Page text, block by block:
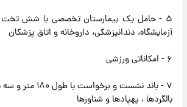
۵ - حامل یک بیمارستان تخصصی با شش تخت
آزمایشگاه، دندانپزشکی، داروخانه و اتاق پزشکان
۶ - امکاناتی ورزشی
۷ - باند نشست و
بالگردها ، پهپادها و شناورها